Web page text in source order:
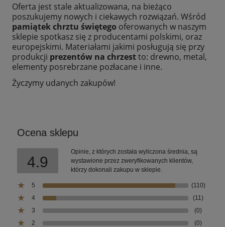
Oferta jest stale aktualizowana, na bieżąco
poszukujemy nowych i ciekawych rozwiązań. Wśród
pamiątek chrztu świętego oferowanych w naszym
sklepie spotkasz się z producentami polskimi, oraz
europejskimi. Materiałami jakimi posługują się przy
produkcji prezentów na chrzestto: drewno, metal,
elementy posrebrzane pozłacane i inne.
Życzymy udanych zakupów!
Ocena sklepu
4.9
Opinie, z których została wyliczona średnia, są
wystawione przez zweryfikowanych klientów,
którzy dokonali zakupu w sklepie.
5
(110)
4
(11)
3
(0)
2
(0)